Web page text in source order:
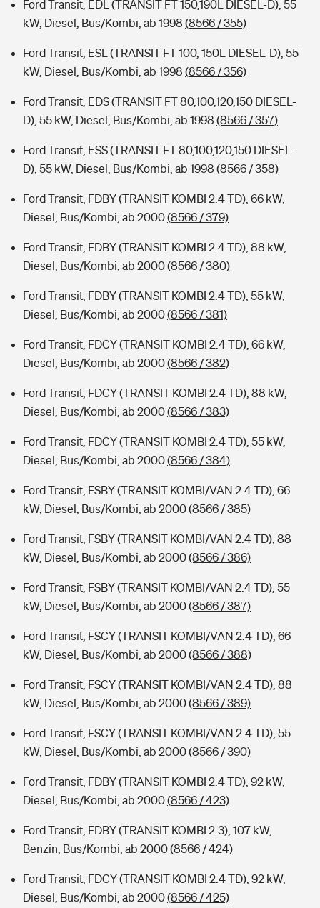
Ford Transit, EDL (TRANSIT FT 150,190L DIESEL-D), 55
kW, Diesel, Bus/Kombi, ab 1998 (8566 / 355)
Ford Transit, ESL (TRANSIT FT 100, 150L DIESEL-D), 55
kW, Diesel, Bus/Kombi, ab 1998 (8566 / 356)
Ford Transit, EDS (TRANSIT FT 80,100,120,150 DIESEL-
D), 55 kW, Diesel, Bus/Kombi, ab 1998 (8566 / 357)
Ford Transit, ESS (TRANSIT FT 80,100,120,150 DIESEL-
D), 55 kW, Diesel, Bus/Kombi, ab 1998 (8566 / 358)
Ford Transit, FDBY (TRANSIT KOMBI 2.4 TD), 66 kW,
Diesel, Bus/Kombi, ab 2000(8566 / 379)
Ford Transit, FDBY (TRANSIT KOMBI 2.4 TD), 88 kW,
Diesel, Bus/Kombi, ab 2000(8566 / 380)
Ford Transit, FDBY (TRANSIT KOMBI 2.4 TD), 55 kW,
Diesel, Bus/Kombi, ab 2000(8566 / 381)
Ford Transit, FDCY (TRANSIT KOMBI 2.4 TD), 66 kW,
Diesel, Bus/Kombi, ab 2000(8566 / 382)
Ford Transit, FDCY (TRANSIT KOMBI 2.4 TD), 88 kW,
Diesel, Bus/Kombi, ab 2000(8566 / 383)
Ford Transit, FDCY (TRANSIT KOMBI 2.4 TD), 55 kW,
Diesel, Bus/Kombi, ab 2000(8566 / 384)
Ford Transit, FSBY (TRANSIT KOMBI/VAN 2.4 TD), 66
kW, Diesel, Bus/Kombi, ab 2000(8566 / 385)
Ford Transit, FSBY (TRANSIT KOMBI/VAN 2.4 TD), 88
kW, Diesel, Bus/Kombi, ab 2000(8566 / 386)
Ford Transit, FSBY (TRANSIT KOMBI/VAN 2.4 TD), 55
kW, Diesel, Bus/Kombi, ab 2000(8566 / 387)
Ford Transit, FSCY (TRANSIT KOMBI/VAN 2.4 TD), 66
kW, Diesel, Bus/Kombi, ab 2000(8566 / 388)
Ford Transit, FSCY (TRANSIT KOMBI/VAN 2.4 TD), 88
kW, Diesel, Bus/Kombi, ab 2000(8566 / 389)
Ford Transit, FSCY (TRANSIT KOMBI/VAN 2.4 TD), 55
kW, Diesel, Bus/Kombi, ab 2000(8566 / 390)
Ford Transit, FDBY (TRANSIT KOMBI 2.4 TD), 92 kW,
Diesel, Bus/Kombi, ab 2000(8566 / 423)
Ford Transit, FDBY (TRANSIT KOMBI 2.3), 107 kW,
Benzin, Bus/Kombi, ab 2000(8566 / 424)
Ford Transit, FDCY (TRANSIT KOMBI 2.4 TD), 92 kW,
Diesel, Bus/Kombi, ab 2000(8566 / 425)